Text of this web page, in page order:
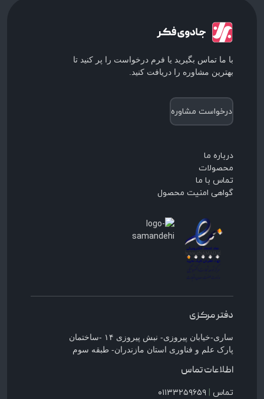
با ما تماس بگیرید یا فرم درخواست را پر کنید تا
بهترین مشاوره را دریافت کنید.
درخواست مشاوره
درباره ما
محصولات
تماس با ما
گواهی امنیت محصول
دفتر مرکزی
ساری-خیابان پیروزی- نبش پیروزی ۱۴ -ساختمان
پارک علم و فناوری استان مازندران- طبقه سوم
اطلاعات تماس
تماس | ۰۱۱۳۳۲۵۹۶۵۹